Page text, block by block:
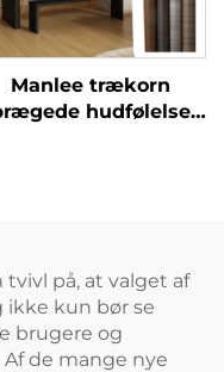
Manlee trækorn
hudfølelse
på, at valget af
kun bør se
brugere og
de mange nye